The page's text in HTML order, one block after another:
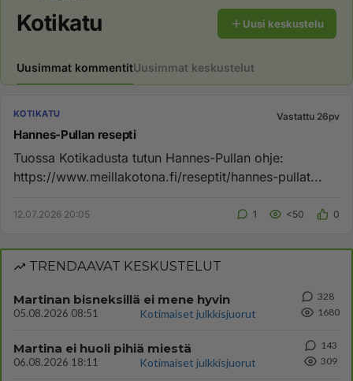
Kotikatu Uusi keskustelu
Uusimmat kommentitUusimmat keskustelut
KOTIKATU Vastattu 26pv
Hannes-Pullan resepti
Tuossa Kotikadusta tutun Hannes-Pullan ohje:
https://www.meillakotona.fi/reseptit/hannes-pullat...
12.07.2026 20:05 1 <50 0
TRENDAAVAT KESKUSTELUT
Martinan bisneksillä ei mene hyvin
05.08.2026 08:51 Kotimaiset julkkisjuorut
328
1680
Martina ei huoli pihiä miestä
06.08.2026 18:11 Kotimaiset julkkisjuorut
143
309